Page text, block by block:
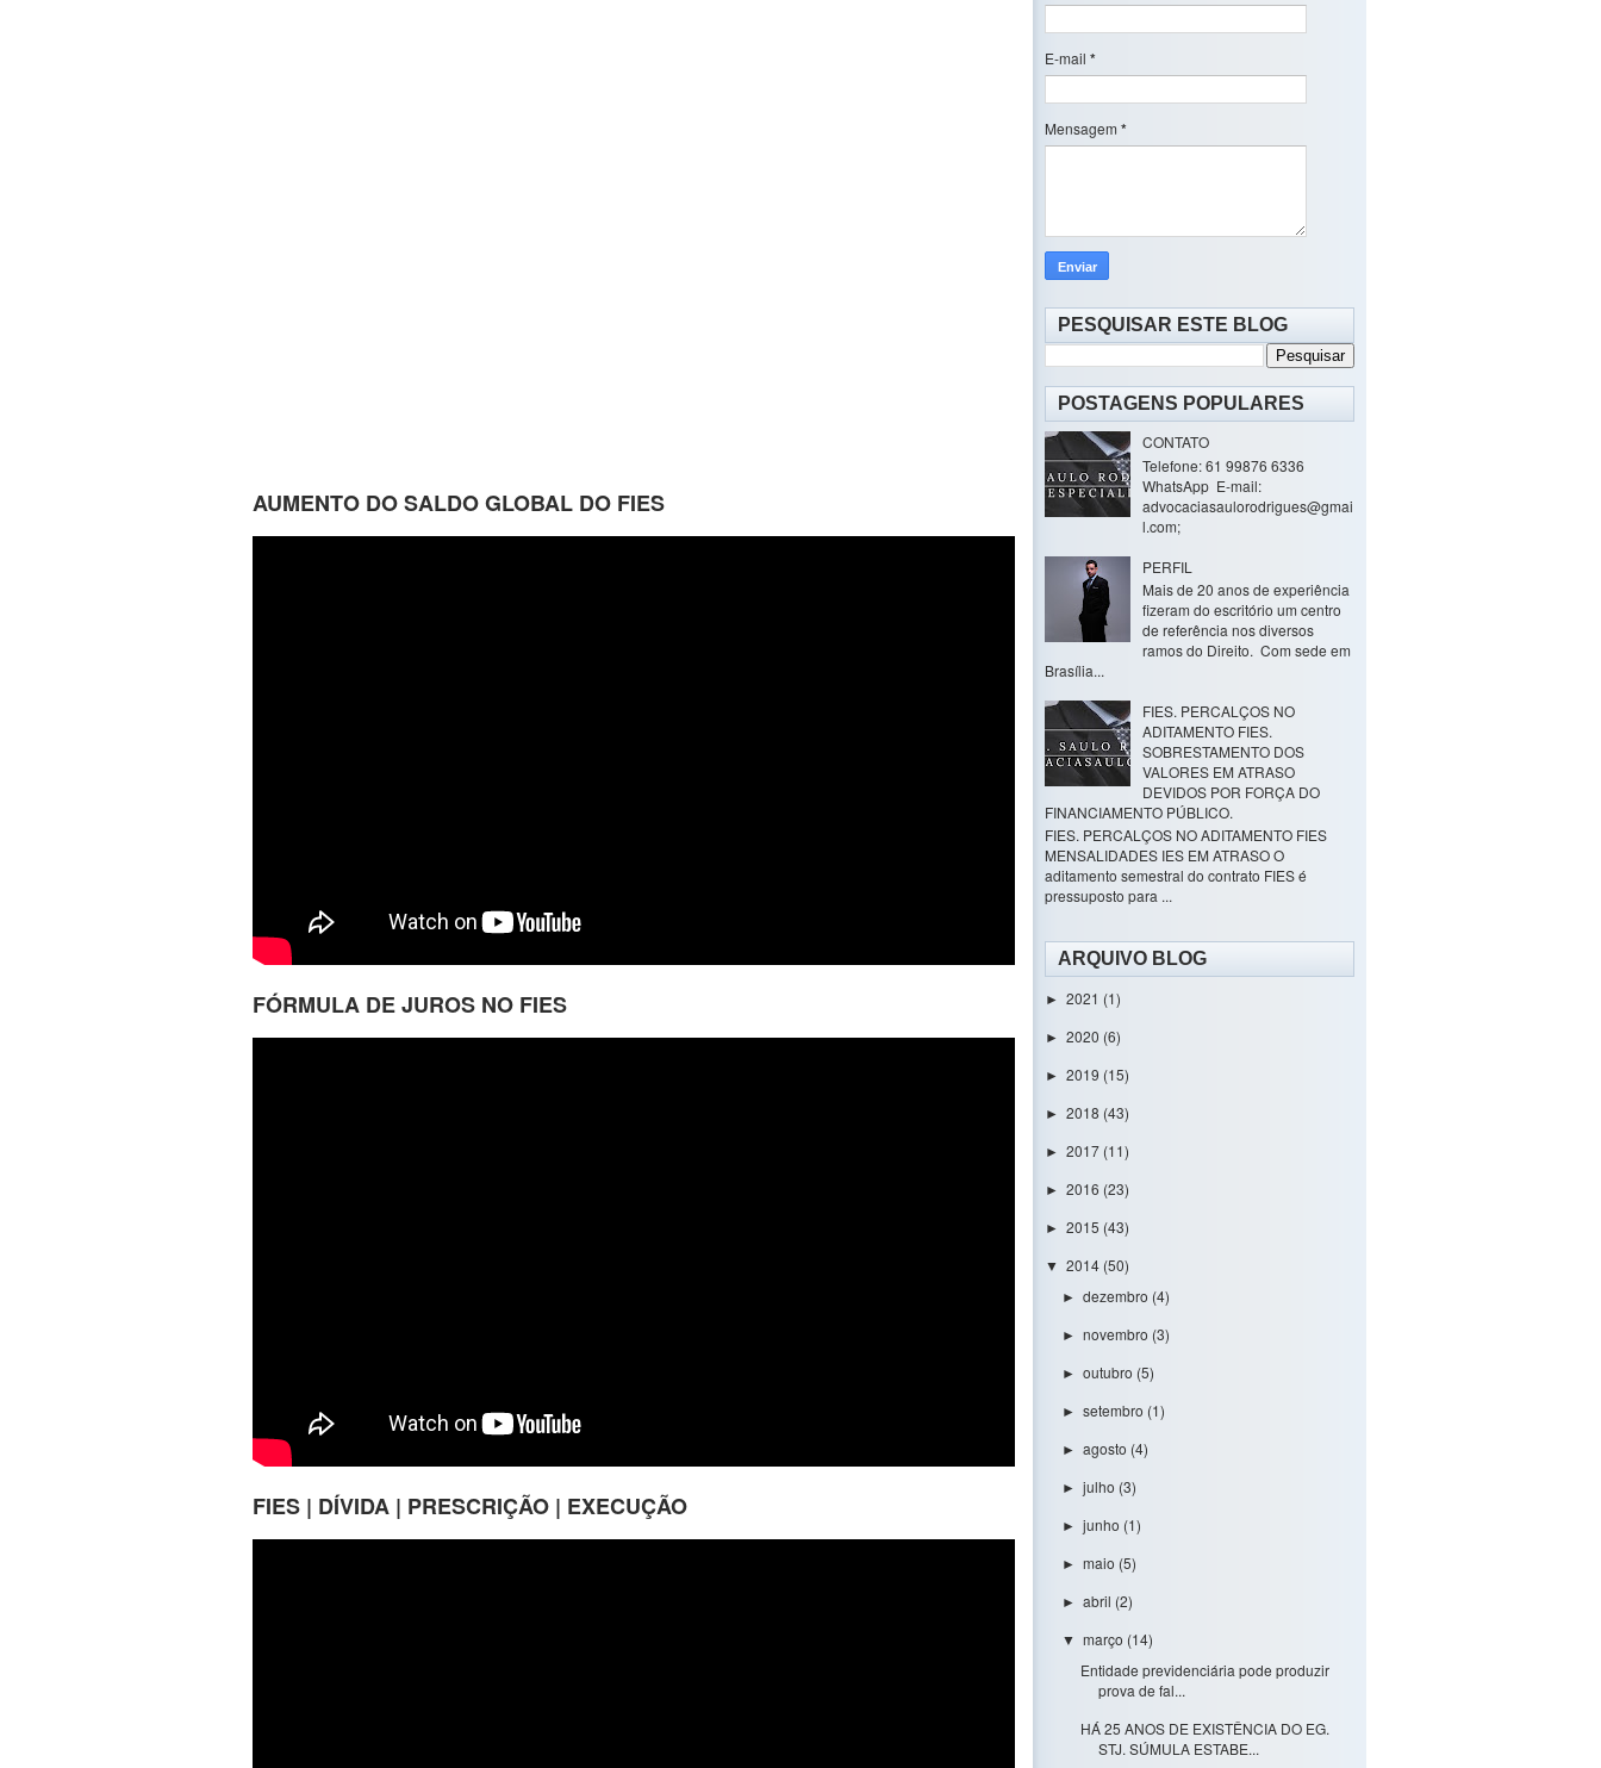
AUMENTO DO SALDO GLOBAL DO FIES
FÓRMULA DE JUROS NO FIES
FIES | DÍVIDA | PRESCRIÇÃO | EXECUÇÃO
E-mail *
Mensagem *
PESQUISAR ESTE BLOG
POSTAGENS POPULARES
CONTATO
Telefone: 61 99876 6336
WhatsApp E-mail:
advocaciasaulorodrigues@gmai
l.com;
PERFIL
Mais de 20 anos de experiência
fizeram do escritório um centro
de referência nos diversos
ramos do Direito. Com sede em
Brasília...
FIES. PERCALÇOS NO
ADITAMENTO FIES.
SOBRESTAMENTO DOS
VALORES EM ATRASO
DEVIDOS POR FORÇA DO
FINANCIAMENTO PÚBLICO.
FIES. PERCALÇOS NO ADITAMENTO FIES
MENSALIDADES IES EM ATRASO O
aditamento semestral do contrato FIES é
pressuposto para ...
ARQUIVO BLOG
► 2021 (1)
► 2020 (6)
► 2019 (15)
► 2018 (43)
► 2017 (11)
► 2016 (23)
► 2015 (43)
▼ 2014 (50)
►dezembro (4)
►novembro (3)
►outubro (5)
►setembro (1)
►agosto (4)
►julho (3)
►junho (1)
►maio (5)
►abril (2)
▼março (14)
Entidade previdenciária pode produzir
prova de fal...
HÁ 25 ANOS DE EXISTÊNCIA DO EG.
STJ. SÚMULA ESTABE...